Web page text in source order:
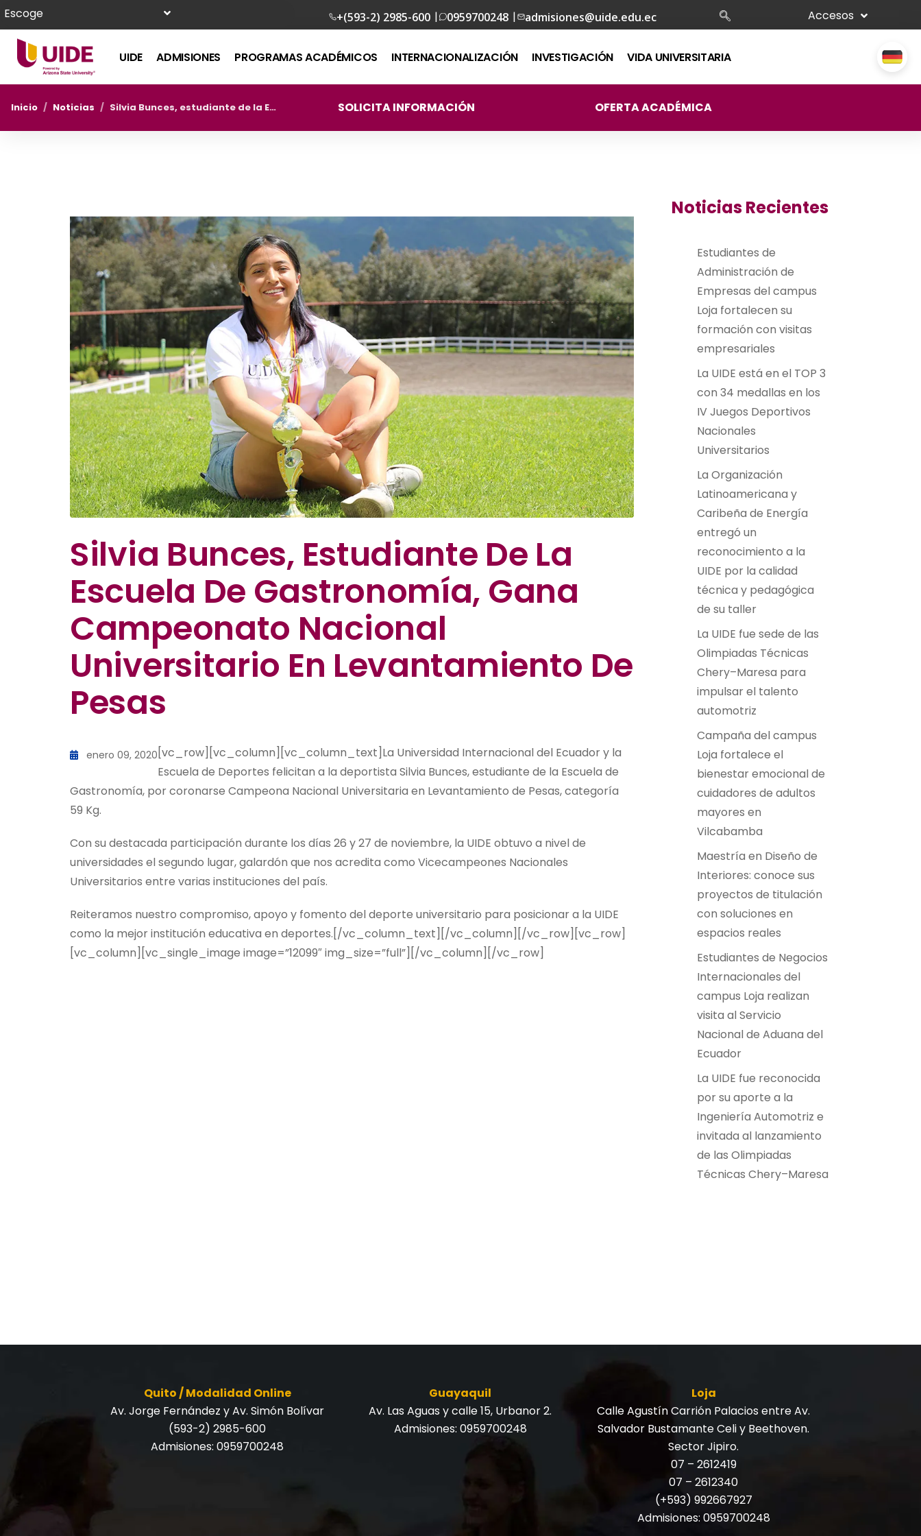
Escoge +(593-2) 2985-600 | 0959700248 | admisiones@uide.edu.ec Accesos
UIDE ADMISIONES PROGRAMAS ACADÉMICOS INTERNACIONALIZACIÓN INVESTIGACIÓN VIDA UNIVERSITARIA
Inicio / Noticias / Silvia Bunces, estudiante de la Escuela de Gastronomía, gana Campeonato Nacional Universitario en Levantamiento de Pesas SOLICITA INFORMACIÓN OFERTA ACADÉMICA
Silvia Bunces, Estudiante De La
Escuela De Gastronomía, Gana
Campeonato Nacional
Universitario En Levantamiento De
Pesas
enero 09, 2020 [vc_row][vc_column][vc_column_text]La Universidad Internacional del Ecuador y la
Escuela de Deportes felicitan a la deportista Silvia Bunces, estudiante de la Escuela de
Gastronomía, por coronarse Campeona Nacional Universitaria en Levantamiento de Pesas, categoría
59 Kg.
Con su destacada participación durante los días 26 y 27 de noviembre, la UIDE obtuvo a nivel de
universidades el segundo lugar, galardón que nos acredita como Vicecampeones Nacionales
Universitarios entre varias instituciones del país.
Reiteramos nuestro compromiso, apoyo y fomento del deporte universitario para posicionar a la UIDE
como la mejor institución educativa en deportes.[/vc_column_text][/vc_column][/vc_row][vc_row]
[vc_column][vc_single_image image=”12099″ img_size=”full”][/vc_column][/vc_row]
Noticias Recientes
Estudiantes de
Administración de
Empresas del campus
Loja fortalecen su
formación con visitas
empresariales
La UIDE está en el TOP 3
con 34 medallas en los
IV Juegos Deportivos
Nacionales
Universitarios
La Organización
Latinoamericana y
Caribeña de Energía
entregó un
reconocimiento a la
UIDE por la calidad
técnica y pedagógica
de su taller
La UIDE fue sede de las
Olimpiadas Técnicas
Chery–Maresa para
impulsar el talento
automotriz
Campaña del campus
Loja fortalece el
bienestar emocional de
cuidadores de adultos
mayores en
Vilcabamba
Maestría en Diseño de
Interiores: conoce sus
proyectos de titulación
con soluciones en
espacios reales
Estudiantes de Negocios
Internacionales del
campus Loja realizan
visita al Servicio
Nacional de Aduana del
Ecuador
La UIDE fue reconocida
por su aporte a la
Ingeniería Automotriz e
invitada al lanzamiento
de las Olimpiadas
Técnicas Chery–Maresa
Quito / Modalidad Online
Av. Jorge Fernández y Av. Simón Bolívar
(593-2) 2985-600
Admisiones:0959700248
Guayaquil
Av. Las Aguas y calle 15, Urbanor 2.
Admisiones: 0959700248
Loja
Calle Agustín Carrión Palacios entre Av.
Salvador Bustamante Celi y Beethoven.
Sector Jipiro.
07 – 2612419
07 – 2612340
(+593) 992667927
Admisiones: 0959700248